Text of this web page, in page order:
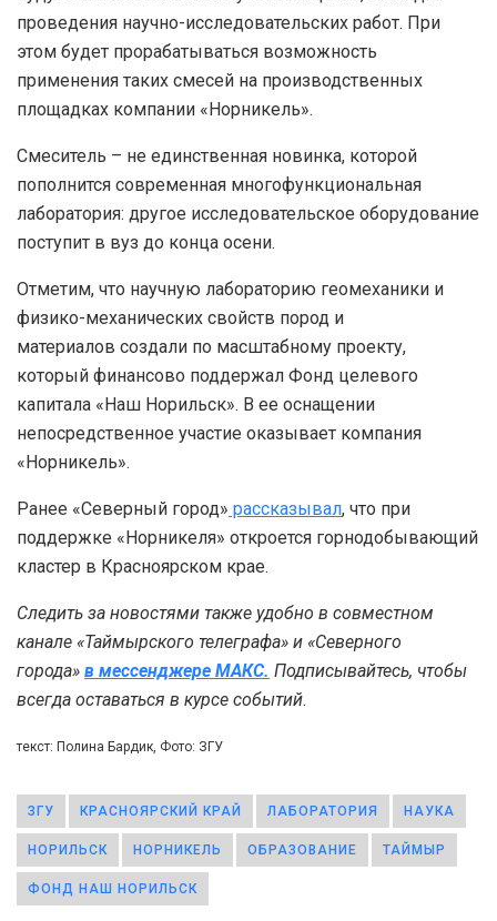
проведения научно-исследовательских работ. При
этом будет прорабатываться возможность
применения таких смесей на производственных
площадках компании «Норникель».
Смеситель – не единственная новинка, которой
пополнится современная многофункциональная
лаборатория: другое исследовательское оборудование
поступит в вуз до конца осени.
Отметим, что научную лабораторию геомеханики и
физико-механических свойств пород и
материалов создали по масштабному проекту,
который финансово поддержал Фонд целевого
капитала «Наш Норильск». В ее оснащении
непосредственное участие оказывает компания
«Норникель».
Ранее «Северный город» рассказывал, что при
поддержке «Норникеля» откроется горнодобывающий
кластер в Красноярском крае.
Следить за новостями также удобно в совместном
канале «Таймырского телеграфа» и «Северного
города» в мессенджере МАКС. Подписывайтесь, чтобы
всегда оставаться в курсе событий.
текст: Полина Бардик, Фото: ЗГУ
ЗГУ КРАСНОЯРСКИЙ КРАЙ ЛАБОРАТОРИЯ НАУКА
НОРИЛЬСК НОРНИКЕЛЬ ОБРАЗОВАНИЕ ТАЙМЫР
ФОНД НАШ НОРИЛЬСК